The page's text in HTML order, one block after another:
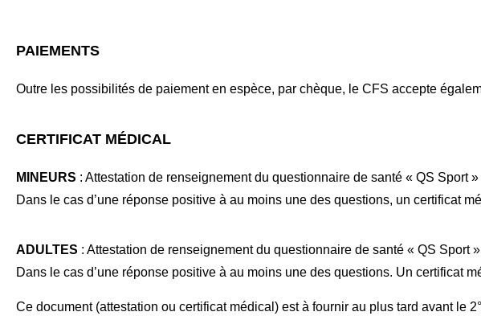
PAIEMENTS
Outre les possibilités de paiement en espèce, par chèque, le CFS accepte
CERTIFICAT MÉDICAL
MINEURS : Attestation de renseignement du questionnaire de santé « QS Sport
Dans le cas d’une réponse positive à au moins une des questions, un certificat
ADULTES : Attestation de renseignement du questionnaire de santé « QS
Dans le cas d’une réponse positive à au moins une des questions. Un certificat
Ce document (attestation ou certificat médical) est à fournir au plus tard avant le